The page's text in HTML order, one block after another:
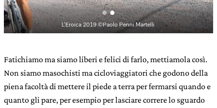
La magia dell’Eroica
Fatichiamo ma siamo liberi e felici di farlo, mettiamola così.
Non siamo masochisti ma cicloviaggiatori che godono della
piena facoltà di mettere il piede a terra per fermarsi quando e
quanto gli pare, per esempio per lasciare correre lo sguardo